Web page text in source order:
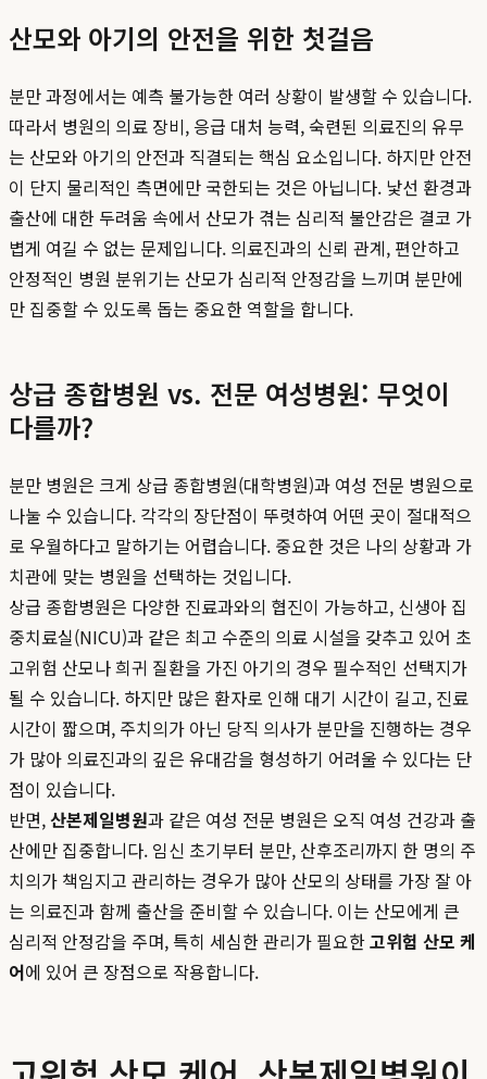
산모와 아기의 안전을 위한 첫걸음
분만 과정에서는 예측 불가능한 여러 상황이 발생할 수 있습니다.
따라서 병원의 의료 장비, 응급 대처 능력, 숙련된 의료진의 유무
는 산모와 아기의 안전과 직결되는 핵심 요소입니다. 하지만 안전
이 단지 물리적인 측면에만 국한되는 것은 아닙니다. 낯선 환경과
출산에 대한 두려움 속에서 산모가 겪는 심리적 불안감은 결코 가
볍게 여길 수 없는 문제입니다. 의료진과의 신뢰 관계, 편안하고
안정적인 병원 분위기는 산모가 심리적 안정감을 느끼며 분만에
만 집중할 수 있도록 돕는 중요한 역할을 합니다.
상급 종합병원 vs. 전문 여성병원: 무엇이
다를까?
분만 병원은 크게 상급 종합병원(대학병원)과 여성 전문 병원으로
나눌 수 있습니다. 각각의 장단점이 뚜렷하여 어떤 곳이 절대적으
로 우월하다고 말하기는 어렵습니다. 중요한 것은 나의 상황과 가
치관에 맞는 병원을 선택하는 것입니다.
상급 종합병원은 다양한 진료과와의 협진이 가능하고, 신생아 집
중치료실(NICU)과 같은 최고 수준의 의료 시설을 갖추고 있어 초
고위험 산모나 희귀 질환을 가진 아기의 경우 필수적인 선택지가
될 수 있습니다. 하지만 많은 환자로 인해 대기 시간이 길고, 진료
시간이 짧으며, 주치의가 아닌 당직 의사가 분만을 진행하는 경우
가 많아 의료진과의 깊은 유대감을 형성하기 어려울 수 있다는 단
점이 있습니다.
반면,산본제일병원과 같은 여성 전문 병원은 오직 여성 건강과 출
산에만 집중합니다. 임신 초기부터 분만, 산후조리까지 한 명의 주
치의가 책임지고 관리하는 경우가 많아 산모의 상태를 가장 잘 아
는 의료진과 함께 출산을 준비할 수 있습니다. 이는 산모에게 큰
심리적 안정감을 주며, 특히 세심한 관리가 필요한고위험 산모 케
어에 있어 큰 장점으로 작용합니다.